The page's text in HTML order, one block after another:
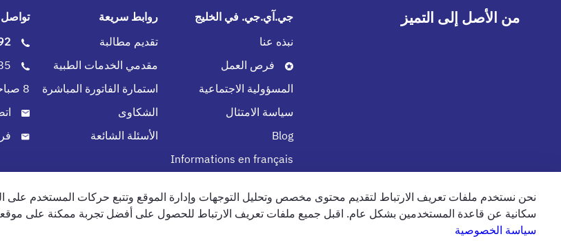
من الأصل إلى التميز
جي.آي.جي. في الخليج
نبذه عنا
فرص العمل
المسؤولية الاجتماعية
سياسة الامتثال
Blog
Informations en français
روابط سريعة
تقديم مطالبة
مقدمي الخدمات الطبية
استمارة الفاتورة المباشرة
الشكاوى
الأسئلة الشائعة
تواصل
8 صباحاً - 7 مساءً (طوال الاسبوع)
الإمارات
english
الشروط والاحكام سياسة الخصوصية سياسة الخصوصية (جميع الحقوق محفوظة)2024 شركة جي.آي.جي. للتأمين (الخليج) ش.م.ب (م)
العربية
نحن نستخدم ملفات تعريف الارتباط لتقديم محتوى مخصص وتحليل التوجهات وإدارة الموقع وتتبع حركات المستخدم على
سكانية عن قاعدة المستخدمين بشكل عام. اقبل جميع ملفات تعريف الارتباط للحصول على أفضل تجربة ممكنة على موقعنا
سياسة الخصوصية